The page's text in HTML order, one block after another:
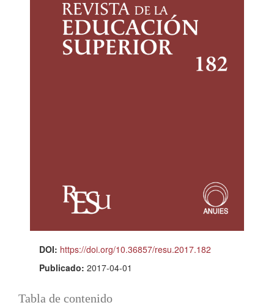
DOI: https://doi.org/10.36857/resu.2017.182
Publicado:2017-04-01
Tabla de contenido